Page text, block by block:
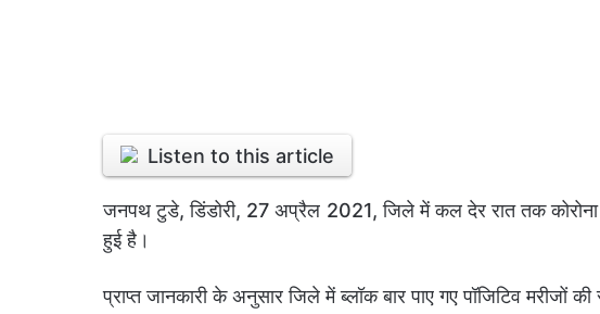
Listen to this article
जनपथ टुडे, डिंडोरी, 27 अप्रैल 2021, जिले में कल देर रात तक कोरोना
हुई है।
प्राप्त जानकारी के अनुसार जिले में ब्लॉक बार पाए गए पॉजिटिव मरीजों